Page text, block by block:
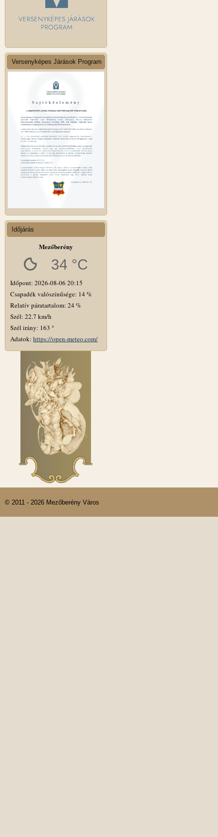
Versenyképes Járások Program
Időjárás
Mezőberény
34 °C
Időpont: 2026-08-06 20:15
Csapadék valószínűsége: 14 %
Relatív páratartalom: 24 %
Szél: 22.7 km/h
Szél irány: 163 °
Adatok: https://open-meteo.com/
© 2011 - 2026 Mezőberény Város